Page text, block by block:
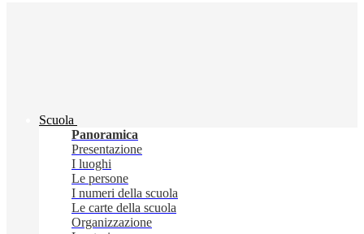
Scuola
Panoramica
Presentazione
I luoghi
Le persone
I numeri della scuola
Le carte della scuola
Organizzazione